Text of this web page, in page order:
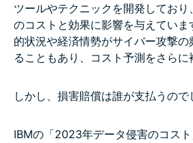
ツールやテクニックを開発してお
のコストと効果に影響を与えていま
的状況や経済情勢がサイバー攻撃
ることもあり、コスト予測をさらに
しかし、損害賠償は誰が支払うので
IBMの「2023年データ侵害のコス